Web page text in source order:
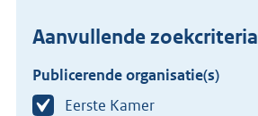
Aanvullende zoekcriteria
Publicerende organisatie(s)
Eerste Kamer